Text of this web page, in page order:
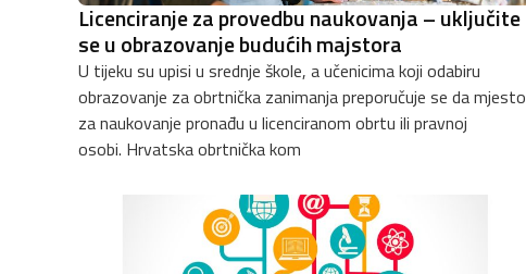
Licenciranje za provedbu naukovanja – uključite
se u obrazovanje budućih majstora
U tijeku su upisi u srednje škole, a učenicima koji odabiru
obrazovanje za obrtnička zanimanja preporučuje se da mjesto
za naukovanje pronađu u licenciranom obrtu ili pravnoj
osobi. Hrvatska obrtnička kom